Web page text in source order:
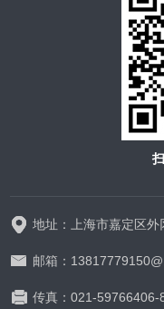
地址：上海市嘉定区
邮箱：
传真：021-59766406-